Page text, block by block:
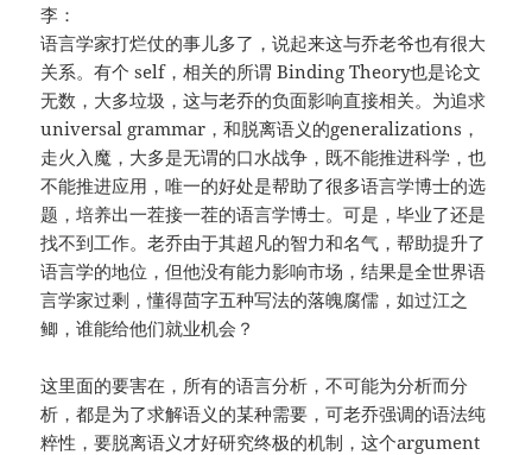
李：
语言学家打烂仗的事儿多了，说起来这与乔老爷也有很大
关系。有个 self，相关的所谓 Binding Theory也是论文
无数，大多垃圾，这与老乔的负面影响直接相关。为追求
universal grammar，和脱离语义的generalizations，
走火入魔，大多是无谓的口水战争，既不能推进科学，也
不能推进应用，唯一的好处是帮助了很多语言学博士的选
题，培养出一茬接一茬的语言学博士。可是，毕业了还是
找不到工作。老乔由于其超凡的智力和名气，帮助提升了
语言学的地位，但他没有能力影响市场，结果是全世界语
言学家过剩，懂得茴字五种写法的落魄腐儒，如过江之
鲫，谁能给他们就业机会？
这里面的要害在，所有的语言分析，不可能为分析而分
析，都是为了求解语义的某种需要，可老乔强调的语法纯
粹性，要脱离语义才好研究终极的机制，这个argument